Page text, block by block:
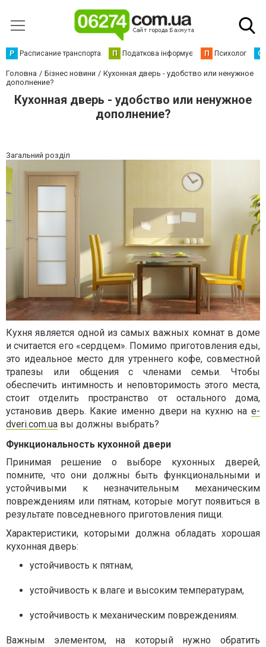
Р Расписание транспорта П Податкова інформує П Психолог С
Головна Бізнес новини
Кухонная дверь - удобство или ненужное
дополнение?
Кухонная дверь - удобство или ненужное
дополнение?
Загальний розділ
Кухня является одной из самых важных комнат в доме
и считается его «сердцем». Помимо приготовления еды,
это идеальное место для утреннего кофе, совместной
трапезы или общения с членами семьи. Чтобы
обеспечить интимность и неповторимость этого места,
стоит отделить пространство от остального дома,
установив дверь. Какие именно двери на кухню на e-
dveri.com.ua вы должны выбрать?
Функциональность кухонной двери
Принимая решение о выборе кухонных дверей,
помните, что они должны быть функциональными и
устойчивыми к незначительным механическим
повреждениям или пятнам, которые могут появиться в
результате повседневного приготовления пищи.
Характеристики, которыми должна обладать хорошая
кухонная дверь:
устойчивость к пятнам,
устойчивость к влаге и высоким температурам,
устойчивость к механическим повреждениям.
Важным элементом, на который нужно обратить